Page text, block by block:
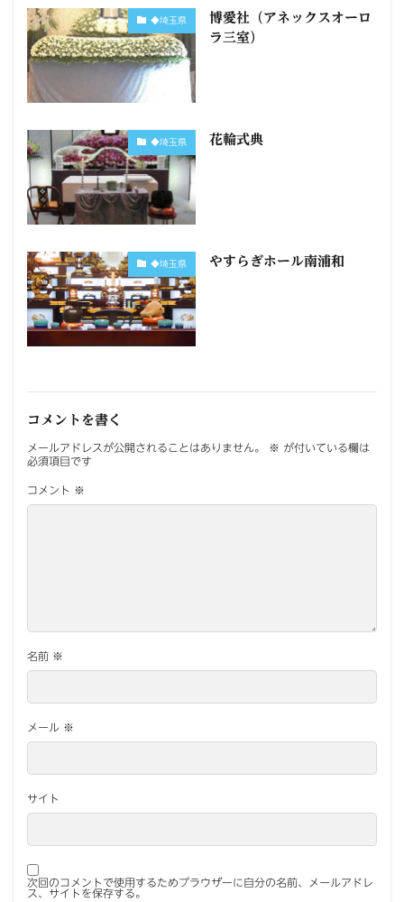
◆埼玉県
博愛社（アネックスオーロ
ラ三室）
◆埼玉県 花輪式典
◆埼玉県 やすらぎホール南浦和
コメントを書く
メールアドレスが公開されることはありません。 ※ が付いている欄は
必須項目です
コメント ※
名前 ※
メール ※
サイト
次回のコメントで使用するためブラウザーに自分の名前、メールアドレ
ス、サイトを保存する。